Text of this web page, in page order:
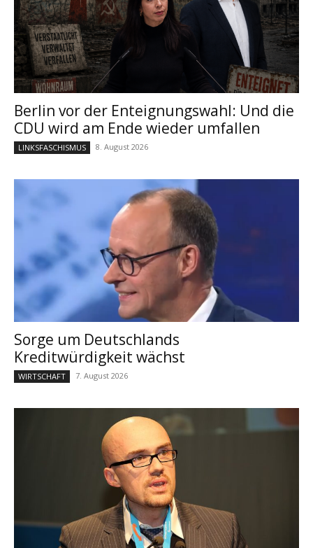
Berlin vor der Enteignungswahl: Und die
CDU wird am Ende wieder umfallen
LINKSFASCHISMUS 8. August 2026
Sorge um Deutschlands
Kreditwürdigkeit wächst
WIRTSCHAFT 7. August 2026